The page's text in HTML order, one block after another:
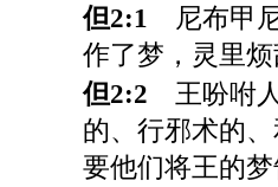
但2:1
尼布甲
作了梦，灵里烦
但2:2 王吩咐
的、行邪术的、
要他们将王的